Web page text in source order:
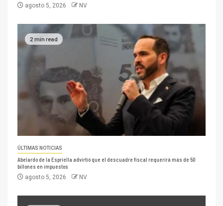
agosto 5, 2026 NV
2 min read
ÚLTIMAS NOTICIAS
Abelardo de la Espriella advirtió que el descuadre fiscal requerirá más de 50
billones en impuestos
agosto 5, 2026 NV